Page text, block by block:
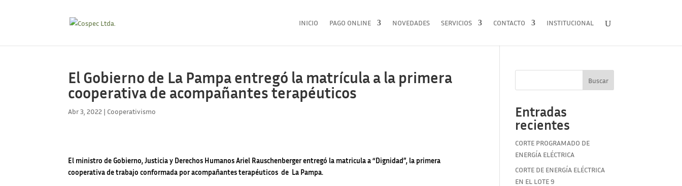
INICIO PAGO ONLINE NOVEDADES SERVICIOS CONTACTO INSTITUCIONAL
El Gobierno de La Pampa entregó la matrícula a la primera
cooperativa de acompañantes terapéuticos
Abr 3, 2022 | Cooperativismo
El ministro de Gobierno, Justicia y Derechos Humanos Ariel Rauschenberger entregó la matricula a “Dignidad”, la primera
cooperativa de trabajo conformada por acompañantes terapéuticos de La Pampa.
Buscar
Entradas
recientes
CORTE PROGRAMADO DE
ENERGÍA ELÉCTRICA
CORTE DE ENERGÍA ELÉCTRICA
EN EL LOTE 9